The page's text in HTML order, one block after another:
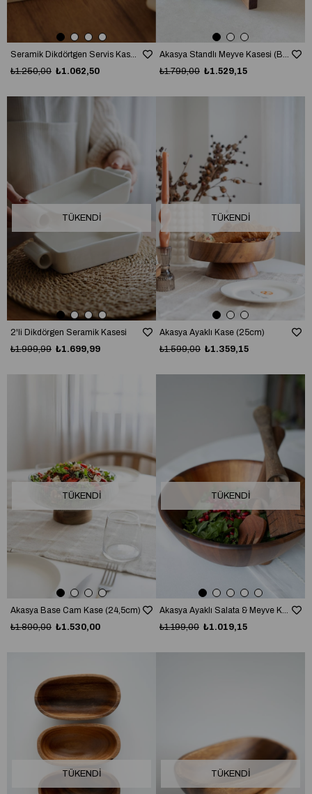
Seramik Dikdörtgen Servis Kasesi (El Yapımı)
₺1.062,50
₺1.250,00
Akasya Standlı Meyve Kasesi (Büyük Boy)
₺1.529,15
₺1.799,00
TÜKENDI
2'li Dikdörgen Seramik Kasesi
₺1.699,99
₺1.999,99
TÜKENDI
Akasya Ayaklı Kase (25cm)
₺1.359,15
₺1.599,00
TÜKENDI
Akasya Base Cam Kase (24,5cm)
₺1.530,00
₺1.800,00
TÜKENDI
Akasya Ayaklı Salata & Meyve Kasesi
₺1.019,15
₺1.199,00
TÜKENDI TÜKENDI